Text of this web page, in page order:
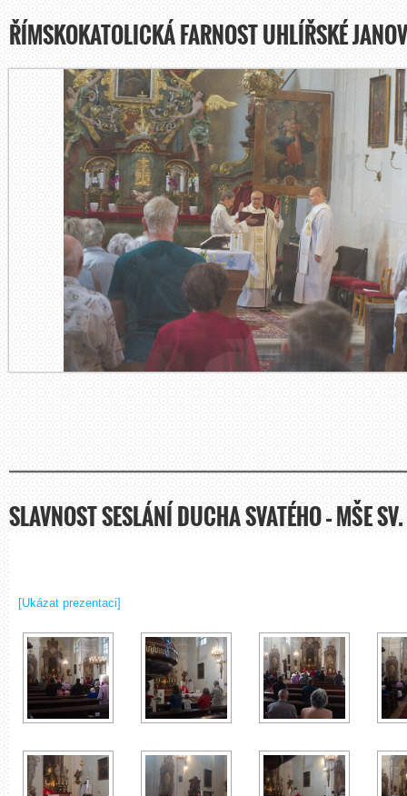
ŘÍMSKOKATOLICKÁ FARNOST UHLÍŘSKÉ
SLAVNOST SESLÁNÍ DUCHA SVATÉHO – MŠE
[Ukázat prezentaci]